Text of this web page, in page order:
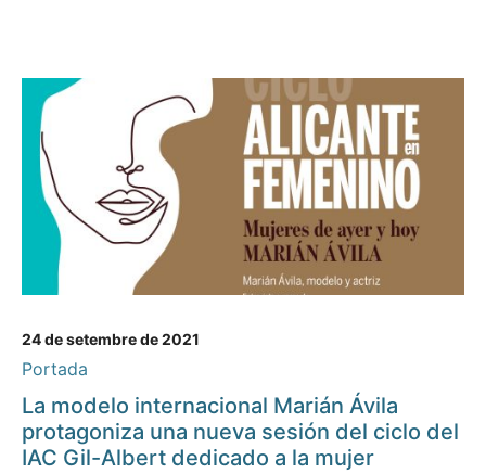
24 de setembre de 2021
Portada
La modelo internacional Marián Ávila
protagoniza una nueva sesión del ciclo del
IAC Gil-Albert dedicado a la mujer